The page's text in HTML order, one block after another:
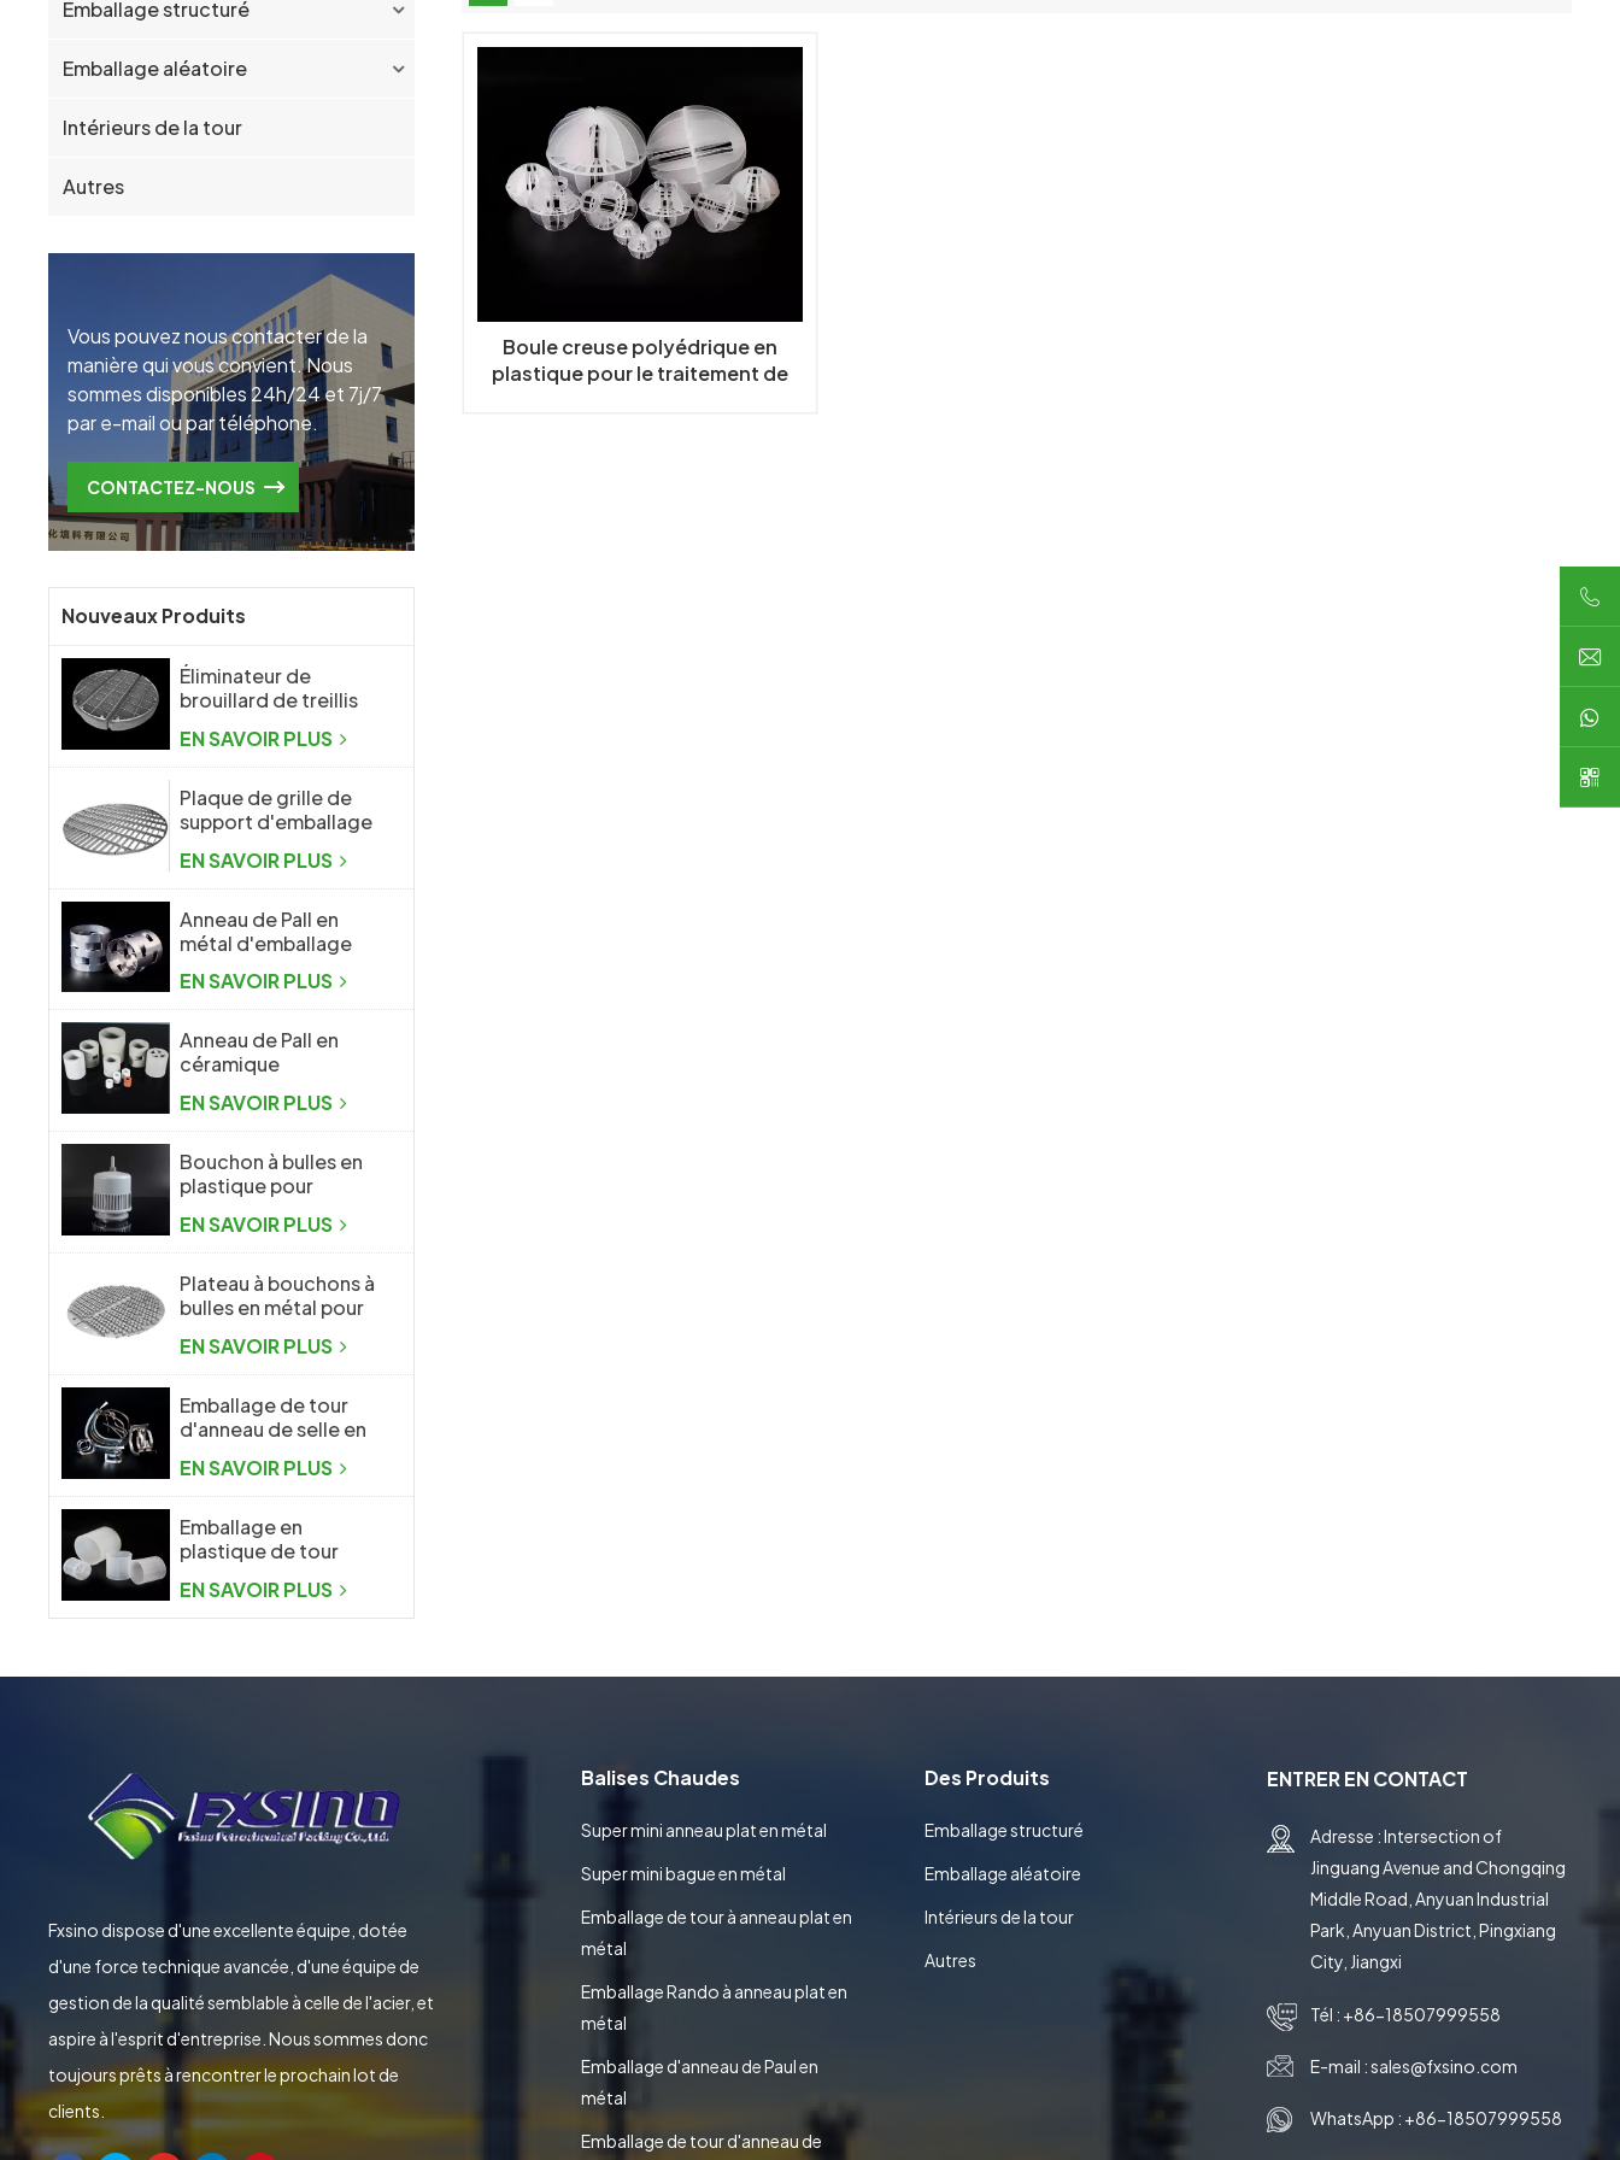
Emballage structuré
Emballage aléatoire
Intérieurs de la tour
Autres
Vous pouvez nous contacter de la
manière qui vous convient. Nous
sommes disponibles 24h/24 et 7j/7
par e-mail ou par téléphone.
CONTACTEZ-NOUS
Nouveaux Produits
Éliminateur de
brouillard de treillis
antibuée
EN SAVOIR PLUS
Plaque de grille de
support d'emballage
colonne de
distillation
EN SAVOIR PLUS
Anneau de Pall en
métal d'emballage
haute performance
EN SAVOIR PLUS
Anneau de Pall en
céramique
aléatoire
EN SAVOIR PLUS
Bouchon à bulles en
plastique pour
EN SAVOIR PLUS
Plateau à bouchons à
bulles en métal pour
EN SAVOIR PLUS
Emballage de tour
d'anneau de selle en
EN SAVOIR PLUS
Emballage en
plastique de tour
EN SAVOIR PLUS
Boule creuse polyédrique en
plastique pour le traitement de
Fxsino dispose d'une excellente équipe, dotée
d'une force technique avancée, d'une équipe de
gestion de la qualité semblable à celle de l'acier, et
aspire à l'esprit d'entreprise. Nous sommes donc
toujours prêts à rencontrer le prochain lot de
clients.
Balises Chaudes
Super mini anneau plat en métal
Super mini bague en métal
Emballage de tour à anneau plat en
métal
Emballage Rando à anneau plat en
métal
Emballage d'anneau de Paul en
métal
Emballage de tour d'anneau de
Des Produits
Emballage structuré
Emballage aléatoire
Intérieurs de la tour
Autres
ENTRER EN CONTACT
Adresse : Intersection of
Jinguang Avenue and Chongqing
Middle Road, Anyuan Industrial
Park, Anyuan District, Pingxiang
City, Jiangxi
Tél : +86-18507999558
E-mail :sales@fxsino.com
WhatsApp : +86-18507999558